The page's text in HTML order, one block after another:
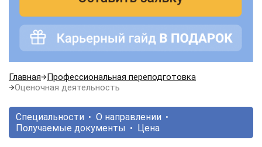
Главная
Профессиональная переподготовка
Оценочная деятельность
Специальности
О направлении
Получаемые документы
Цена